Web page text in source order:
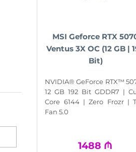
MSI Geforce RTX
Ventus 3X OC (12 GB |
Bit)
NVIDIA® GeForce RTX™
12 GB 192 Bit GDDR7 |
Core 6144 | Zero Frozr |
Fan 5.0
1488 ₼